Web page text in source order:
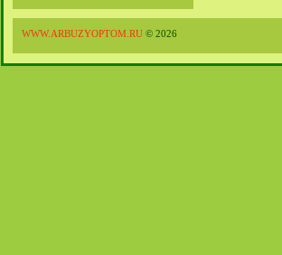
WWW.ARBUZYOPTOM.RU © 2026